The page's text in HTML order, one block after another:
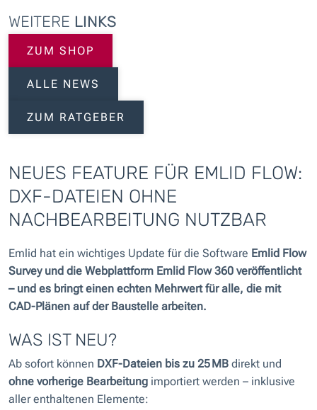
NEUES FEATURE FÜR EMLID FLOW:
DXF-DATEIEN OHNE
NACHBEARBEITUNG NUTZBAR
Emlid hat ein wichtiges Update für die Software Emlid Flow
Survey und die Webplattform Emlid Flow 360 veröffentlicht
– und es bringt einen echten Mehrwert für alle, die mit
CAD-Plänen auf der Baustelle arbeiten.
WAS IST NEU?
Ab sofort können DXF-Dateien bis zu 25 MB direkt und
ohne vorherige Bearbeitung importiert werden – inklusive
aller enthaltenen Elemente:
WEITERE LINKS
ZUM SHOP
ALLE NEWS
ZUM RATGEBER